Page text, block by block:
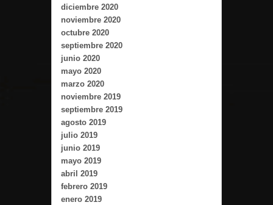
diciembre 2020
noviembre 2020
octubre 2020
septiembre 2020
junio 2020
mayo 2020
marzo 2020
noviembre 2019
septiembre 2019
agosto 2019
julio 2019
junio 2019
mayo 2019
abril 2019
febrero 2019
enero 2019